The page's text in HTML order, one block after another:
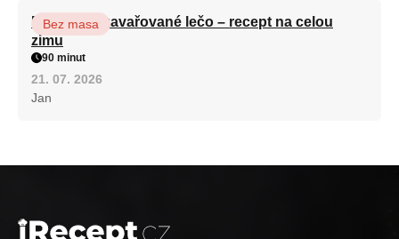
Babiččino zavařované lečo – recept na celou
zimu
Bez masa
90 minut
21. 07. 2026
Jan